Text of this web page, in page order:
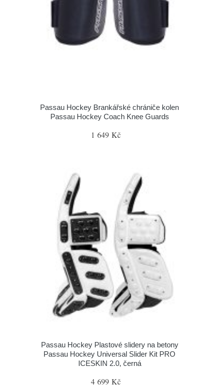
Passau Hockey Brankářské chrániče kolen
Passau Hockey Coach Knee Guards
1 649 Kč
Passau Hockey Plastové slidery na betony
Passau Hockey Universal Slider Kit PRO
ICESKIN 2.0, černá
4 699 Kč